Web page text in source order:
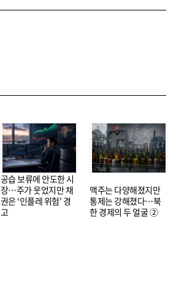
공습 보류에 안도한 시
장…주가 웃었지만 채
권은 ‘인플레 위험’ 경
고
맥주는 다양해졌지만
통제는 강해졌다…북
한 경제의 두 얼굴 ②